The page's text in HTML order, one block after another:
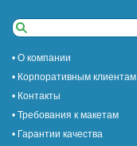
• О компании
• Корпоративным клиентам
• Контакты
• Требования к макетам
• Гарантии качества